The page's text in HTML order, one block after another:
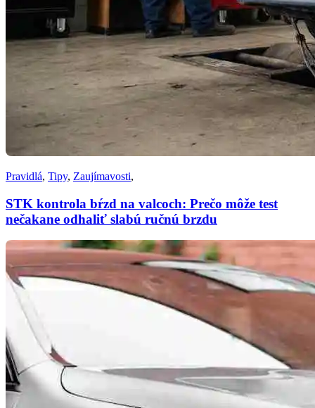
Pravidlá, Tipy, Zaujímavosti,
STK kontrola bŕzd na valcoch: Prečo môže test
nečakane odhaliť slabú ručnú brzdu